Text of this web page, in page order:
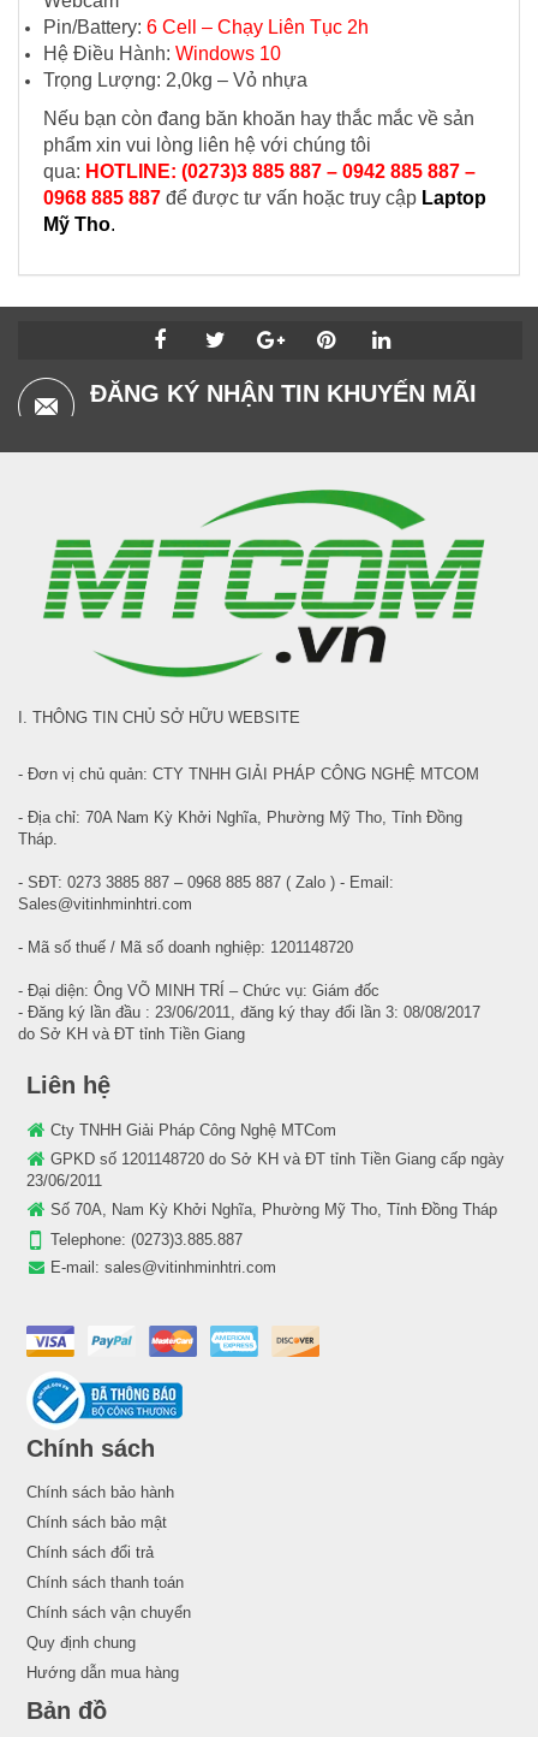
Pin/Battery: 6 Cell – Chạy Liên Tục 2h
Hệ Điều Hành: Windows 10
Trọng Lượng: 2,0kg – Vỏ nhựa
Nếu bạn còn đang băn khoăn hay thắc mắc về sản
phẩm xin vui lòng liên hệ với chúng tôi
qua: HOTLINE: (0273)3 885 887 – 0942 885 887 –
0968 885 887 để được tư vấn hoặc truy cập Laptop
Mỹ Tho.
ĐĂNG KÝ NHẬN TIN KHUYẾN MÃI
I. THÔNG TIN CHỦ SỞ HỮU WEBSITE
- Đơn vị chủ quản: CTY TNHH GIẢI PHÁP CÔNG NGHỆ MTCOM
- Địa chỉ: 70A Nam Kỳ Khởi Nghĩa, Phường Mỹ Tho, Tỉnh Đồng
Tháp.
- SĐT: 0273 3885 887 – 0968 885 887 ( Zalo ) - Email:
Sales@vitinhminhtri.com
- Mã số thuế / Mã số doanh nghiệp: 1201148720
- Đại diện: Ông VÕ MINH TRÍ – Chức vụ: Giám đốc
- Đăng ký lần đầu : 23/06/2011, đăng ký thay đổi lần 3: 08/08/2017
do Sở KH và ĐT tỉnh Tiền Giang
Liên hệ
Cty TNHH Giải Pháp Công Nghệ MTCom
GPKD số 1201148720 do Sở KH và ĐT tỉnh Tiền Giang cấp ngày
23/06/2011
Số 70A, Nam Kỳ Khởi Nghĩa, Phường Mỹ Tho, Tỉnh Đồng Tháp
Telephone: (0273)3.885.887
E-mail: sales@vitinhminhtri.com
Chính sách
Chính sách bảo hành
Chính sách bảo mật
Chính sách đổi trả
Chính sách thanh toán
Chính sách vận chuyển
Quy định chung
Hướng dẫn mua hàng
Bản đồ